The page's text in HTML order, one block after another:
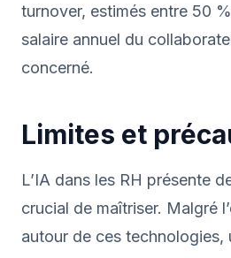
turnover, estimés entre 50
salaire annuel du
concerné.
Limites et
L’IA dans les RH présente
crucial de maîtriser. Malgré
autour de ces technologies,